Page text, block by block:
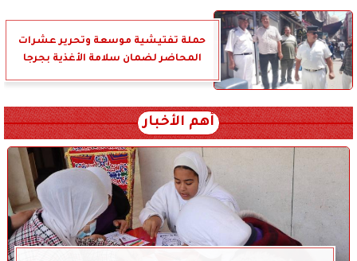
حملة تفتيشية موسعة وتحرير عشرات
المحاضر لضمان سلامة الأغذية بجرجا
أهم الأخبار